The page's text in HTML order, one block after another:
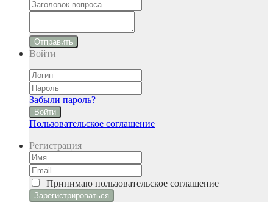
Отправить
Войти
Забыли пароль?
Войти
Пользовательское соглашение
Регистрация
Принимаю пользовательское соглашение